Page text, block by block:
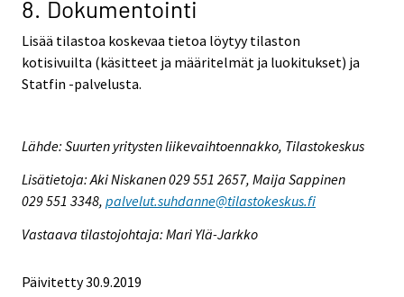
8. Dokumentointi
Lisää tilastoa koskevaa tietoa löytyy tilaston
kotisivuilta (käsitteet ja määritelmät ja luokitukset) ja
Statfin -palvelusta.
Lähde: Suurten yritysten liikevaihtoennakko, Tilastokeskus
Lisätietoja: Aki Niskanen 029 551 2657, Maija Sappinen
029 551 3348, palvelut.suhdanne@tilastokeskus.fi
Vastaava tilastojohtaja: Mari Ylä-Jarkko
Päivitetty 30.9.2019